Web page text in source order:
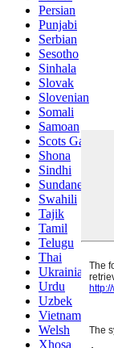
Persian
Punjabi
Serbian
Sesotho
Sinhala
Slovak
Slovenian
Somali
Samoan
Scots Gaelic
Shona
Sindhi
Sundanese
Swahili
Tajik
Tamil
Telugu
Thai
Ukrainian
Urdu
Uzbek
Vietnamese
Welsh
Xhosa